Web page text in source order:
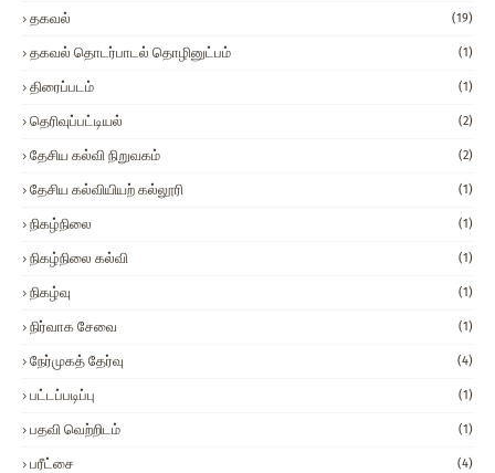
தகவல் (19)
தகவல் தொடர்பாடல் தொழினுட்பம் (1)
திரைப்படம் (1)
தெரிவுப்பட்டியல் (2)
தேசிய கல்வி நிறுவகம் (2)
தேசிய கல்வியியற் கல்லூரி (1)
நிகழ்நிலை (1)
நிகழ்நிலை கல்வி (1)
நிகழ்வு (1)
நிர்வாக சேவை (1)
நேர்முகத் தேர்வு (4)
பட்டப்படிப்பு (1)
பதவி வெற்றிடம் (1)
பரீட்சை (4)